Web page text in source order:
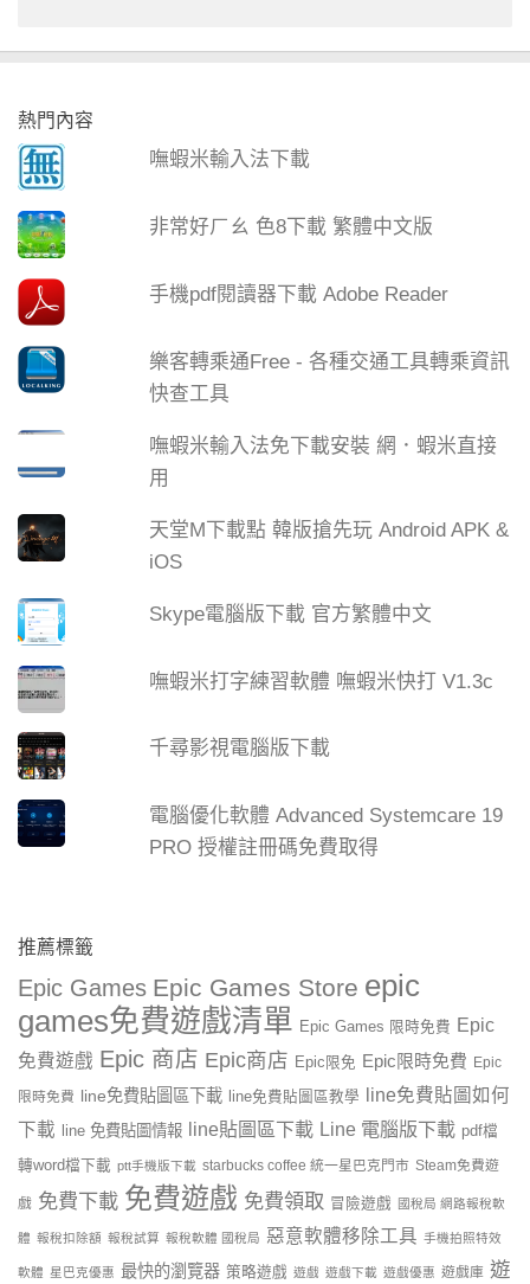
熱門內容
嘸蝦米輸入法下載
非常好ㄏㄠ 色8下載 繁體中文版
手機pdf閱讀器下載 Adobe Reader
樂客轉乘通Free - 各種交通工具轉乘資訊
快查工具
嘸蝦米輸入法免下載安裝 網．蝦米直接
用
天堂M下載點 韓版搶先玩 Android APK &
iOS
Skype電腦版下載 官方繁體中文
嘸蝦米打字練習軟體 嘸蝦米快打 V1.3c
千尋影視電腦版下載
電腦優化軟體 Advanced Systemcare 19
PRO 授權註冊碼免費取得
推薦標籤
Epic Games Epic Games Store epic
games免費遊戲清單 Epic Games 限時免費 Epic
免費遊戲 Epic 商店 Epic商店 Epic限免 Epic限時免費 Epic
限時免費 line免費貼圖區下載 line免費貼圖區教學
line免費貼圖如何
下載
line 免費貼圖情報 line貼圖區下載 Line 電腦版下載 pdf檔
轉word檔下載 ptt手機版下載 starbucks coffee 統一星巴克門市 Steam免費遊
戲 免費下載 免費遊戲 免費領取 冒險遊戲 國稅局 網路報稅軟
體 報稅扣除額 報稅試算 報稅軟體 國稅局 惡意軟體移除工具 手機拍照特效
軟體 星巴克優惠 最快的瀏覽器 策略遊戲 遊戲 遊戲下載 遊戲優惠 遊戲庫 遊